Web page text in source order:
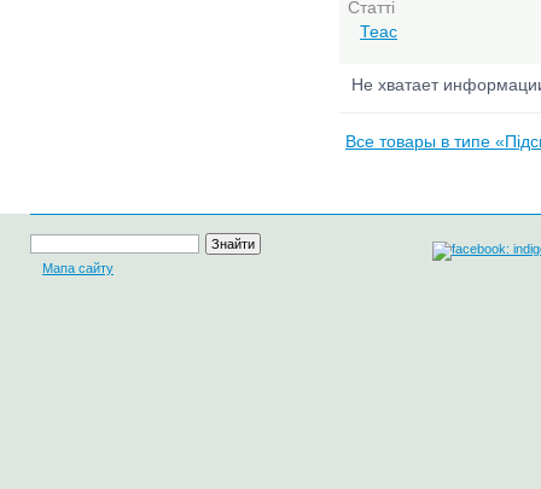
Статті
Teac
Не хватает
Все товары в типе
Мапа сайту